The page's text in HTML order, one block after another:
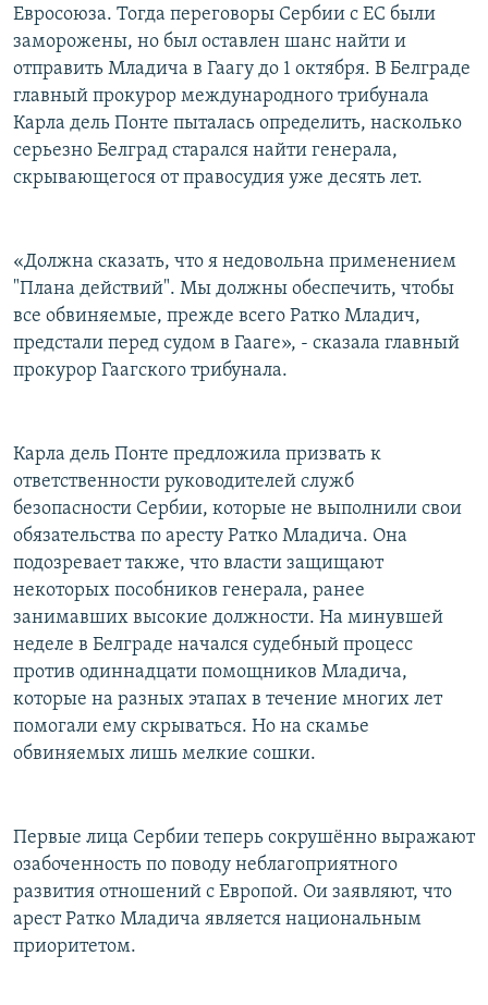
Евросоюза. Тогда переговоры Сербии с ЕС были
заморожены, но был оставлен шанс найти и
отправить Младича в Гаагу до 1 октября. В Белграде
главный прокурор международного трибунала
Карла дель Понте пыталась определить, насколько
серьезно Белград старался найти генерала,
скрывающегося от правосудия уже десять лет.
«Должна сказать, что я недовольна применением
"Плана действий". Мы должны обеспечить, чтобы
все обвиняемые, прежде всего Ратко Младич,
предстали перед судом в Гааге», - сказала главный
прокурор Гаагского трибунала.
Карла дель Понте предложила призвать к
ответственности руководителей служб
безопасности Сербии, которые не выполнили свои
обязательства по аресту Ратко Младича. Она
подозревает также, что власти защищают
некоторых пособников генерала, ранее
занимавших высокие должности. На минувшей
неделе в Белграде начался судебный процесс
против одиннадцати помощников Младича,
которые на разных этапах в течение многих лет
помогали ему скрываться. Но на скамье
обвиняемых лишь мелкие сошки.
Первые лица Сербии теперь сокрушённо выражают
озабоченность по поводу неблагоприятного
развития отношений с Европой. Ои заявляют, что
арест Ратко Младича является национальным
приоритетом.